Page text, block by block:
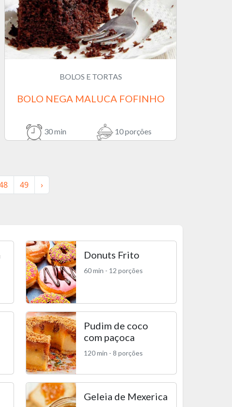
BOLOS E TORTAS
BOLO NEGA MALUCA FOFINHO
30 min 10 porções
49 ›
Donuts Frito
60 min - 12 porções
Pudim de coco
com paçoca
120 min - 8 porções
Geleia de Mexerica